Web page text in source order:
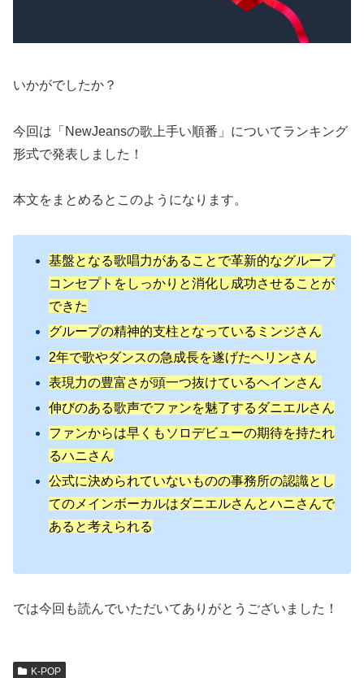
いかがでしたか？
今回は「NewJeansの歌上手い順番」についてランキング
形式で発表しました！
本文をまとめるとこのようになります。
基盤となる歌唱力があることで革新的なグループ
コンセプトをしっかりと消化し成功させることが
できた
グループの精神的支柱となっているミンジさん
2年で歌やダンスの急成長を遂げたヘリンさん
表現力の豊富さが頭一つ抜けているヘインさん
伸びのある歌声でファンを魅了するダニエルさん
ファンからは早くもソロデビューの期待を持たれ
るハニさん
公式に決められていないものの事務所の認識とし
てのメインボーカルはダニエルさんとハニさんで
あると考えられる
では今回も読んでいただいてありがとうございました！
K-POP